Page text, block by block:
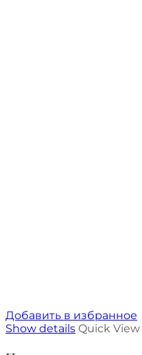
Добавить в избранное
Show details Quick View